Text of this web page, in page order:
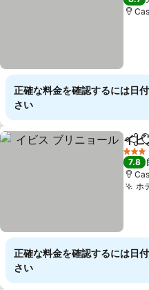
正確な料金を確認するには日
さい
シェ
イビ
3 ホテ
7.8
ホ
正確な料金を確認するには日
さい